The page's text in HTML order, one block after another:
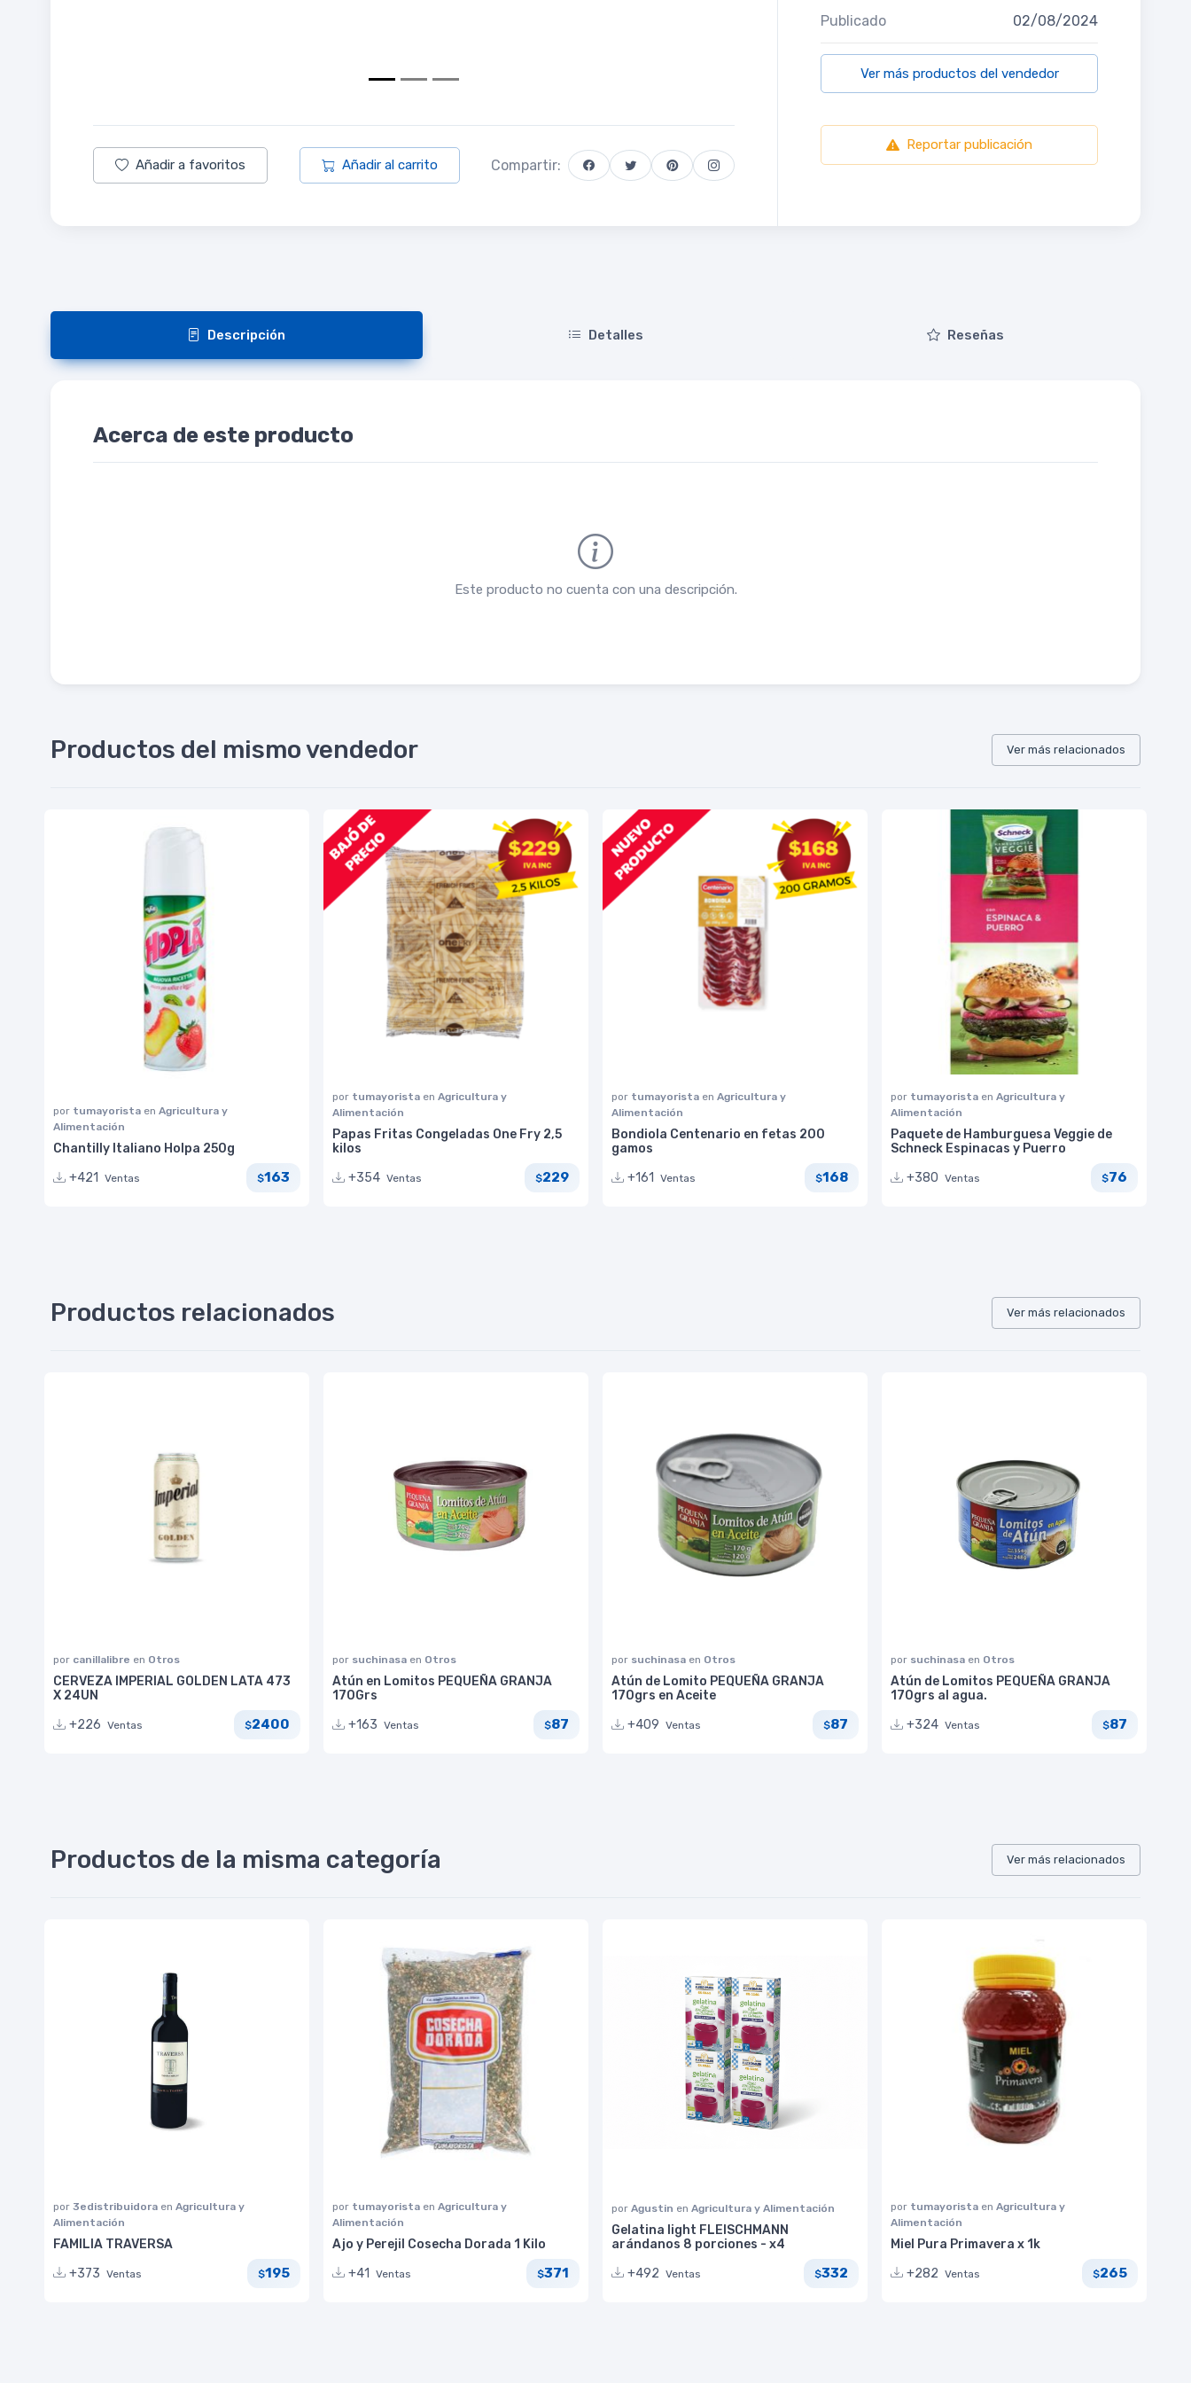
Añadir a favoritos Añadir al carrito Compartir:
Publicado 02/08/2024
Ver más productos del vendedor
Reportar publicación
Descripción Detalles Reseñas
Acerca de este producto
Este producto no cuenta con una descripción.
Productos del mismo vendedor Ver más relacionados
por tumayorista en Agricultura y
Alimentación
Chantilly Italiano Holpa 250g
+421
Ventas $163
por tumayorista en Agricultura y
Alimentación
Papas Fritas Congeladas One Fry 2,5
kilos
+354 Ventas $229
por tumayorista en Agricultura y
Alimentación
Bondiola Centenario en fetas 200
gamos
+161
Ventas $168
por tumayorista en Agricultura y
Alimentación
Paquete de Hamburguesa Veggie de
Schneck Espinacas y Puerro
+380 Ventas $76
Productos relacionados Ver más relacionados
por canillalibre en Otros
CERVEZA IMPERIAL GOLDEN LATA 473
X 24UN
+226 Ventas $2400
por suchinasa en Otros
Atún en Lomitos PEQUEÑA GRANJA
170Grs
+163 Ventas $87
por suchinasa en Otros
Atún de Lomito PEQUEÑA GRANJA
170grs en Aceite
+409 Ventas $87
por suchinasa en Otros
Atún de Lomitos PEQUEÑA GRANJA
170grs al agua.
+324 Ventas $87
Productos de la misma categoría Ver más relacionados
por 3edistribuidora en Agricultura y
Alimentación
FAMILIA TRAVERSA
+373 Ventas $195
por tumayorista en Agricultura y
Alimentación
Ajo y Perejil Cosecha Dorada 1 Kilo
+41
Ventas $371
por Agustin en Agricultura y Alimentación
Gelatina light FLEISCHMANN
arándanos 8 porciones - x4
+492 Ventas $332
por tumayorista en Agricultura y
Alimentación
Miel Pura Primavera x 1k
+282 Ventas $265